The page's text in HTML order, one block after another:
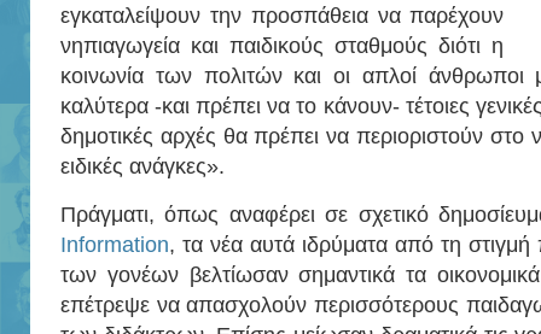
εγκαταλείψουν την προσπάθεια να παρέχουν
νηπιαγωγεία και παιδικούς σταθμούς διότι η
κοινωνία των πολιτών και οι απλοί
καλύτερα -και πρέπει να το κάνουν- τέτοιες
δημοτικές αρχές θα πρέπει να περιοριστούν στο
ειδικές ανάγκες».
Πράγματι, όπως αναφέρει σε σχετικό
Information, τα νέα αυτά ιδρύματα από τη
των γονέων βελτίωσαν σημαντικά τα
επέτρεψε να απασχολούν περισσότερους